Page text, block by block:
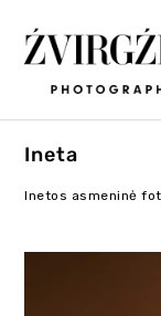
Ineta
Inetos asmeninė